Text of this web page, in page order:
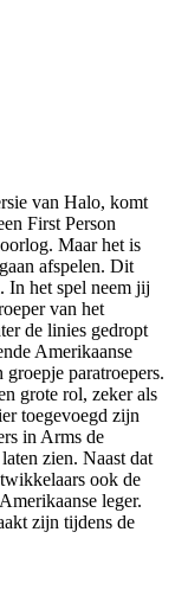
van Halo, komt
First Person
Maar het is
afspelen. Dit
In het spel neem jij
van het
de linies gedropt
Amerikaanse
paratroepers.
grote rol, zeker als
toegevoegd zijn
in Arms de
zien. Naast dat
ook de
leger.
zijn tijdens de